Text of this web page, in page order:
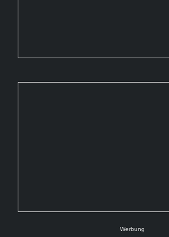
Werbung